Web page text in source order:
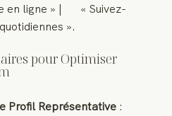
en ligne » |
« Suivez-
».
pour Optimiser
Profil Représentative :